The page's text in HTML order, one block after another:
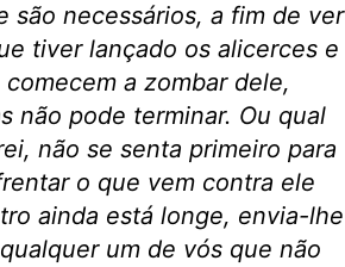
são necessários, a fim de ver
tiver lançado os alicerces e
a zombar dele,
não pode terminar. Ou qual
não se senta primeiro para
o que vem contra ele
ainda está longe, envia-lhe
um de vós que não